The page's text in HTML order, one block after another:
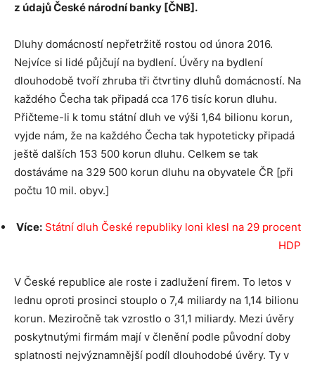
z údajů České národní banky [ČNB].
Dluhy domácností nepřetržitě rostou od února 2016.
Nejvíce si lidé půjčují na bydlení. Úvěry na bydlení
dlouhodobě tvoří zhruba tři čtvrtiny dluhů domácností. Na
každého Čecha tak připadá cca 176 tisíc korun dluhu.
Přičteme-li k tomu státní dluh ve výši 1,64 bilionu korun,
vyjde nám, že na každého Čecha tak hypoteticky připadá
ještě dalších 153 500 korun dluhu. Celkem se tak
dostáváme na 329 500 korun dluhu na obyvatele ČR [při
počtu 10 mil. obyv.]
Více: Státní dluh České republiky loni klesl na 29 procent
HDP
V České republice ale roste i zadlužení firem. To letos v
lednu oproti prosinci stouplo o 7,4 miliardy na 1,14 bilionu
korun. Meziročně tak vzrostlo o 31,1 miliardy. Mezi úvěry
poskytnutými firmám mají v členění podle původní doby
splatnosti nejvýznamnější podíl dlouhodobé úvěry. Ty v